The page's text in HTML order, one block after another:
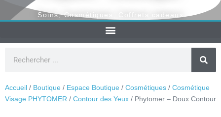
Soins, Cosmétiques, Coffrets cadeaux
Accueil / Boutique / Espace Boutique / Cosmétiques / Cosmétique
Visage PHYTOMER / Contour des Yeux / Phytomer – Doux Contour